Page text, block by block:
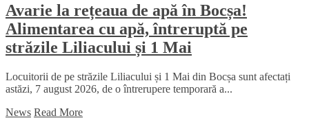
Avarie la rețeaua de apă în Bocșa!
Alimentarea cu apă, întreruptă pe
străzile Liliacului și 1 Mai
Locuitorii de pe străzile Liliacului și 1 Mai din Bocșa sunt afectați
astăzi, 7 august 2026, de o întrerupere temporară a...
News Read More